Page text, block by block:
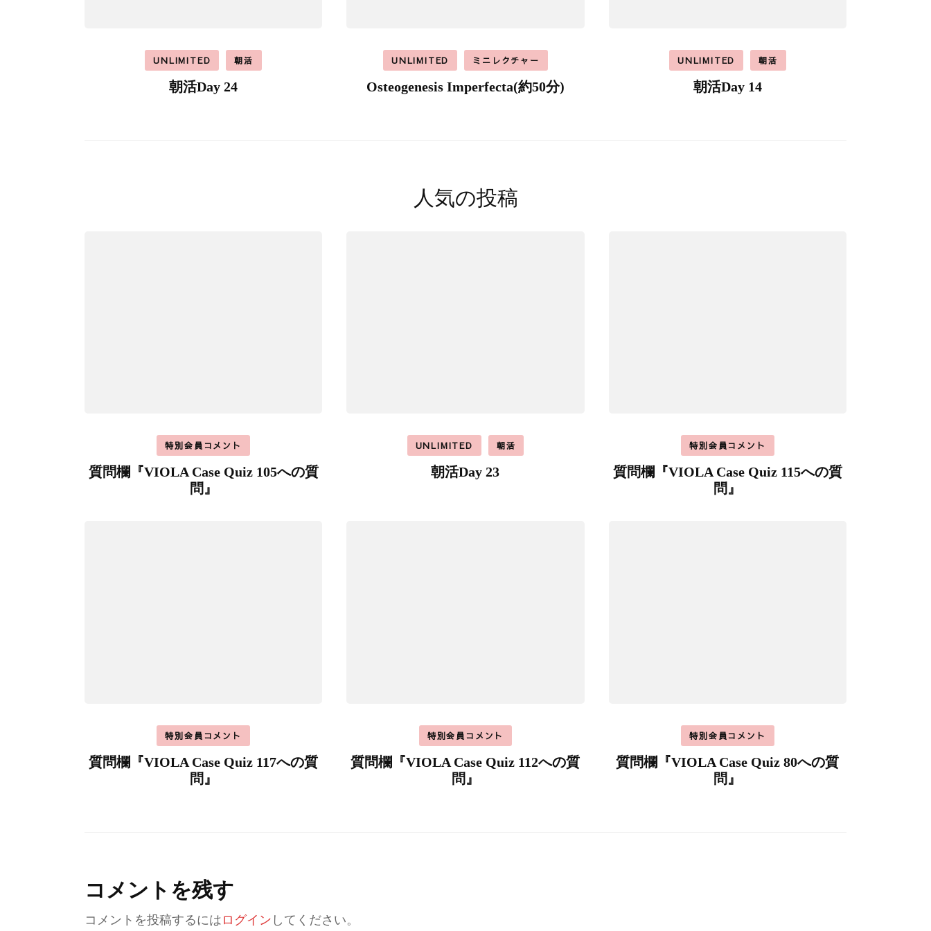
UNLIMITED 朝活
朝活Day 24
UNLIMITED ミニレクチャー
Osteogenesis Imperfecta(約50分)
UNLIMITED 朝活
朝活Day 14
人気の投稿
特別会員コメント
質問欄『VIOLA Case Quiz 105への質
問』
UNLIMITED 朝活
朝活Day 23
特別会員コメント
質問欄『VIOLA Case Quiz 115への質
問』
特別会員コメント
質問欄『VIOLA Case Quiz 117への質
問』
特別会員コメント
質問欄『VIOLA Case Quiz 112への質
問』
特別会員コメント
質問欄『VIOLA Case Quiz 80への質
問』
コメントを残す
コメントを投稿するには ログイン してください。